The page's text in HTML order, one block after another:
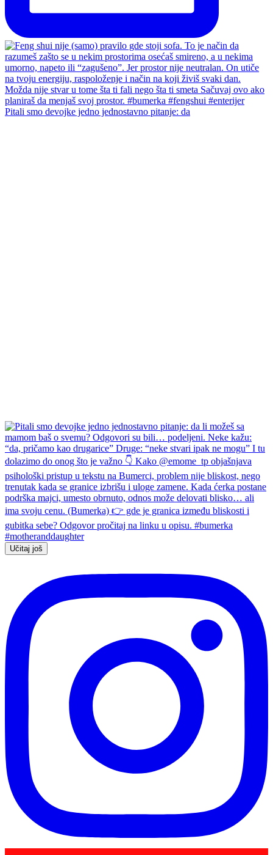
Pitali smo devojke jedno jednostavno pitanje: da
Učitaj još